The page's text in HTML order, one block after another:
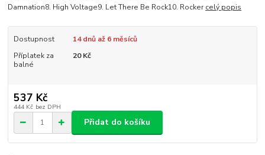
Damnation8. High Voltage9. Let There Be Rock10. Rockercelý popis
Dostupnost
14 dnů až 6 měsíců
Příplatek za
balné
20 Kč
537 Kč
444 Kč bez DPH
Přidat do košíku